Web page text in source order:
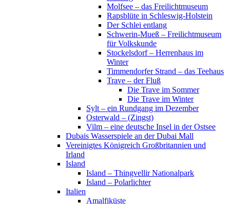
Molfsee – das Freilichtmuseum
Rapsblüte in Schleswig-Holstein
Der Schlei entlang
Schwerin-Mueß – Freilichtmuseum
für Volkskunde
Stockelsdorf – Herrenhaus im
Winter
Timmendorfer Strand – das Teehaus
Trave – der Fluß
Die Trave im Sommer
Die Trave im Winter
Sylt – ein Rundgang im Dezember
Osterwald – (Zingst)
Vilm – eine deutsche Insel in der Ostsee
Dubais Wasserspiele an der Dubai Mall
Vereinigtes Königreich Großbritannien und
Irland
Island
Island – Thingvellir Nationalpark
Island – Polarlichter
Italien
Amalfiküste